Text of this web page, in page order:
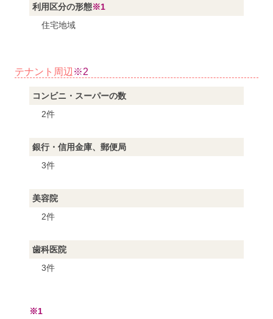
利用区分の形態※1
住宅地域
テナント周辺 ※2
コンビニ・スーパーの数
2件
銀行・信用金庫、郵便局
3件
美容院
2件
歯科医院
3件
※1